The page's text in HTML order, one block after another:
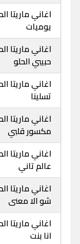
اغاني ماريتا
يوميات
اغاني ماريتا
حبيبي الحلو
اغاني ماريتا
تسلينا
اغاني ماريتا
مكسور قلبي
اغاني ماريتا
عالم تاني
اغاني ماريتا
شو الا معنى
اغاني ماريتا
انا بنت